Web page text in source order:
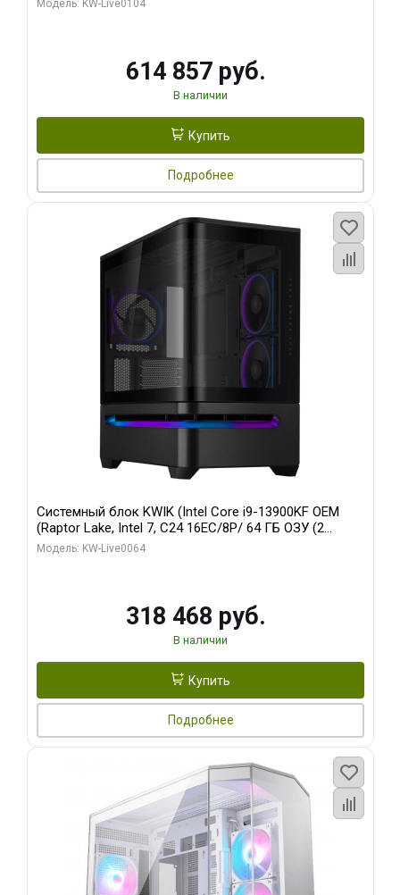
Модель: KW-Live0104
614 857 руб.
В наличии
Купить
Подробнее
Системный блок KWIK (Intel Core i9-13900KF OEM
(Raptor Lake, Intel 7, C24 16EC/8P/ 64 ГБ ОЗУ (2
модуля)/ ASUS RTX5080 PROART OC 16GB GDDR7
Модель: KW-Live0064
318 468 руб.
В наличии
Купить
Подробнее